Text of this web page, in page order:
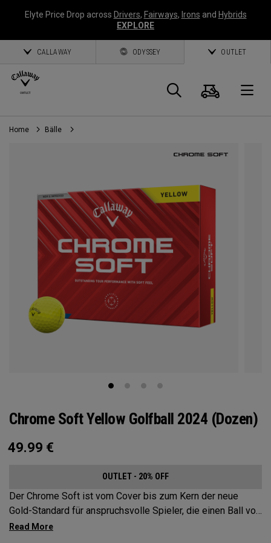
Elyte Price Drop across Drivers, Fairways, Irons and Hybrids
EXPLORE
CALLAWAY ODYSSEY OUTLET
Suche
Home Bälle
Chrome Soft Yellow Golfball 2024 (Dozen)
49.99 €
OUTLET - 20% OFF
Der Chrome Soft ist vom Cover bis zum Kern der neue
Gold-Standard für anspruchsvolle Spieler, die einen Ball von
Tour-Qualität suchen. Dabei wurde jedes Detail optimiert,